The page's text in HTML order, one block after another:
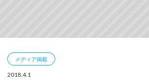
メディア掲載
2018.4.1